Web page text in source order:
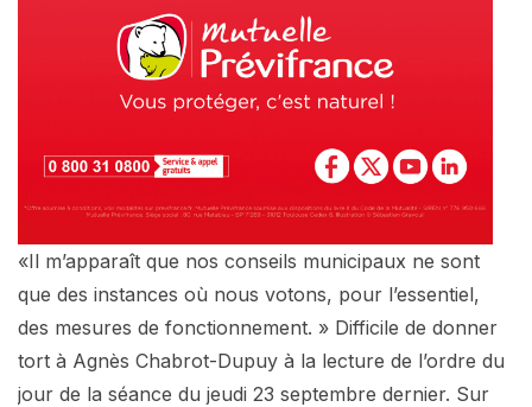
«Il m’apparaît que nos conseils municipaux ne sont
que des instances où nous votons, pour l’essentiel,
des mesures de fonctionnement. » Difficile de donner
tort à Agnès Chabrot-Dupuy à la lecture de l’ordre du
jour de la séance du jeudi 23 septembre dernier. Sur